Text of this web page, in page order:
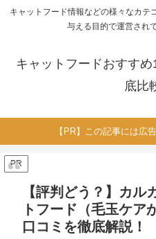
キャットフード情報などの様々なカテ
与える目的で運営され
キャットフードおすす
底比
【PR】この記事には広
PR
【評判どう？】カ
トフード（毛玉ケア
口コミを徹底解説！